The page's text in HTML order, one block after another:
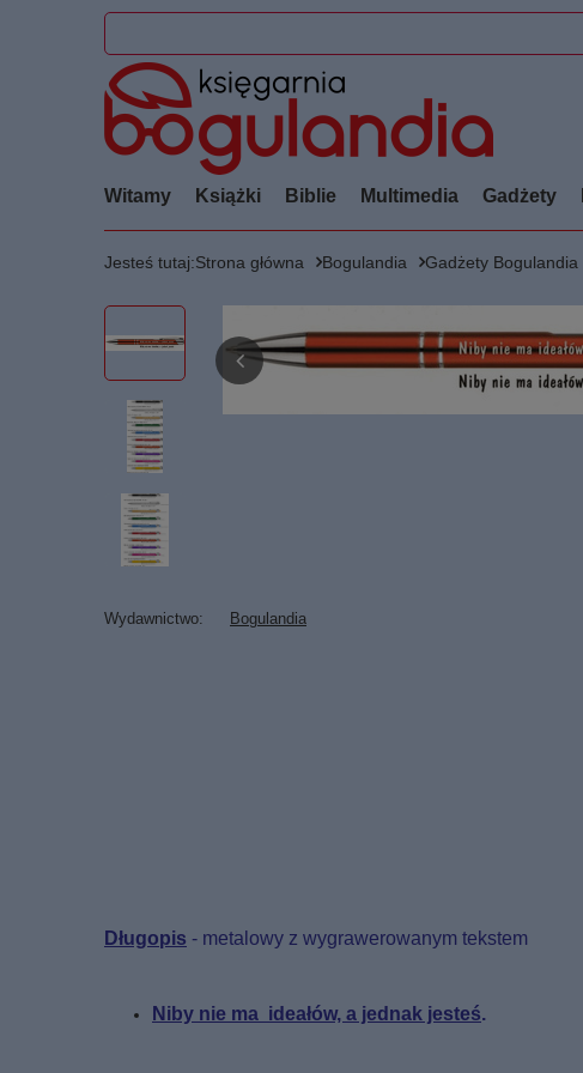
Witamy Książki Biblie Multimedia Gadżety
Jesteś tutaj:Strona główna Bogulandia Gadżety Bogulandia
Wydawnictwo Bogulandia
Długopis - metalowy z wygrawerowanym tekstem
Niby nie ma ideałów, a jednak jesteś.